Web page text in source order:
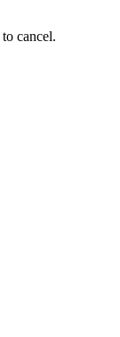
to cancel.